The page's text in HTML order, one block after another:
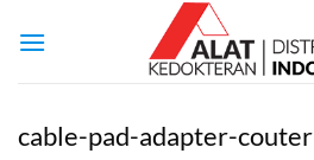
cable-pad-adapter-couter